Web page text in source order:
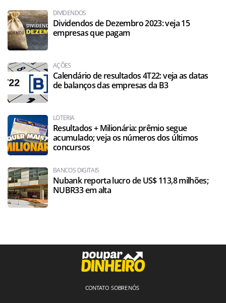
DIVIDENDOS
Dividendos de Dezembro 2023: veja 15
empresas que pagam
AÇÕES
Calendário de resultados 4T22: veja as datas
de balanços das empresas da B3
LOTERIA
Resultados + Milionária: prêmio segue
acumulado; veja os números dos últimos
concursos
BANCOS DIGITAIS
Nubank reporta lucro de US$ 113,8 milhões;
NUBR33 em alta
CONTATO SOBRE NÓS